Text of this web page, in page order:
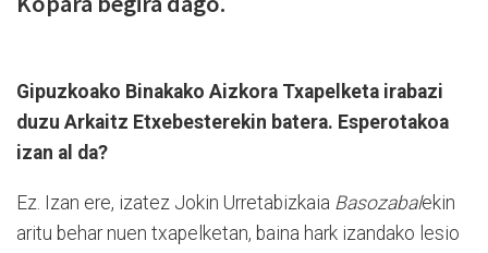
Gipuzkoako Binakako Aizkora Txapelketa irabazi
duzu Arkaitz Etxebesterekin batera. Esperotakoa
izan al da?
Ez. Izan ere, izatez Jokin Urretabizkaia Basozabalekin
aritu behar nuen txapelketan, baina hark izandako lesio